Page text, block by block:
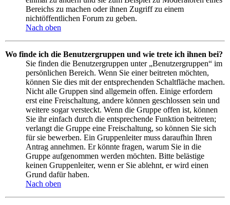
Bereichs zu machen oder ihnen Zugriff zu einem
nichtöffentlichen Forum zu geben.
Nach oben
Wo finde ich die Benutzergruppen und wie trete ich ihnen bei?
Sie finden die Benutzergruppen unter „Benutzergruppen“ im
persönlichen Bereich. Wenn Sie einer beitreten möchten,
können Sie dies mit der entsprechenden Schaltfläche machen.
Nicht alle Gruppen sind allgemein offen. Einige erfordern
erst eine Freischaltung, andere können geschlossen sein und
weitere sogar versteckt. Wenn die Gruppe offen ist, können
Sie ihr einfach durch die entsprechende Funktion beitreten;
verlangt die Gruppe eine Freischaltung, so können Sie sich
für sie bewerben. Ein Gruppenleiter muss daraufhin Ihren
Antrag annehmen. Er könnte fragen, warum Sie in die
Gruppe aufgenommen werden möchten. Bitte belästige
keinen Gruppenleiter, wenn er Sie ablehnt, er wird einen
Grund dafür haben.
Nach oben